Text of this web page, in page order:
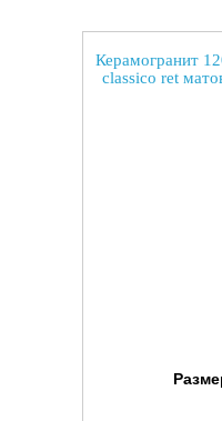
Керамогранит
classico ret